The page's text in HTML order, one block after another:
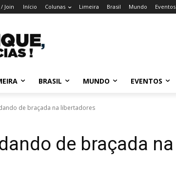
Join Início Colunas Limeira Brasil Mundo Eventos
BRASIL MUNDO EVENTOS
de braçada na libertadores
de braçada na